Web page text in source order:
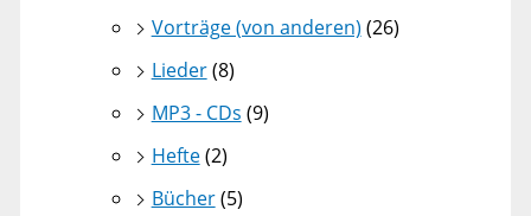
Vorträge (von anderen) (26)
Lieder(8)
MP3 - CDs (9)
Hefte(2)
Bücher(5)